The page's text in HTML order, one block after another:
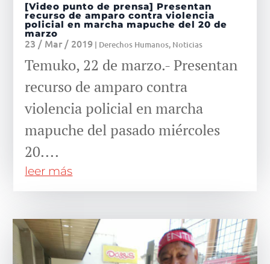
[Video punto de prensa] Presentan
recurso de amparo contra violencia
policial en marcha mapuche del 20 de
marzo
23 / Mar / 2019 | Derechos Humanos, Noticias
Temuko, 22 de marzo.- Presentan
recurso de amparo contra
violencia policial en marcha
mapuche del pasado miércoles
20....
leer más